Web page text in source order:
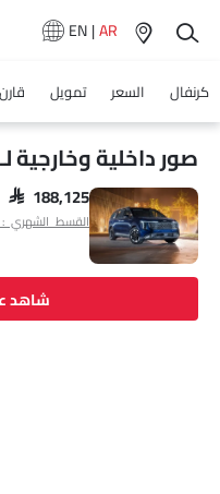
EN|AR
كرنفال السعر تمويل قارن
صور داخلية وخارجية
SAR 188,125
القسط الشهري : SAR 2,166 x 60
شاهد